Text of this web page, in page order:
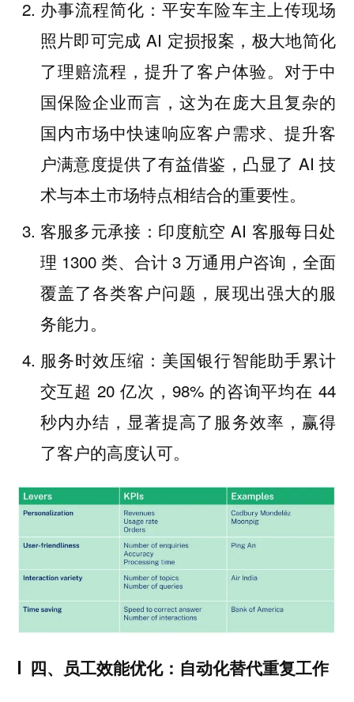
办事流程简化：平安车险车主上传现场
照片即可完成 AI 定损报案，极大地简化
了理赔流程，提升了客户体验。对于中
国保险企业而言，这为在庞大且复杂的
国内市场中快速响应客户需求、提升客
户满意度提供了有益借鉴，凸显了 AI 技
术与本土市场特点相结合的重要性。
客服多元承接：印度航空 AI 客服每日处
理 1300 类、合计 3 万通用户咨询，全面
覆盖了各类客户问题，展现出强大的服
务能力。
服务时效压缩：美国银行智能助手累计
交互超 20 亿次，98% 的咨询平均在 44
秒内办结，显著提高了服务效率，赢得
了客户的高度认可。
四、员工效能优化：自动化替代重复工作